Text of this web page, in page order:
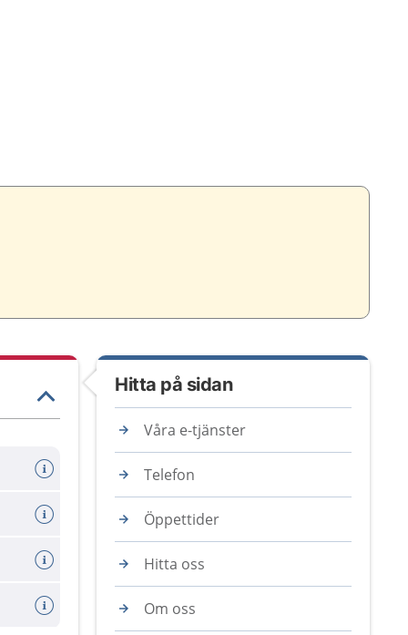
Hitta på sidan
Våra e-tjänster
Telefon
Öppettider
Hitta oss
Om oss